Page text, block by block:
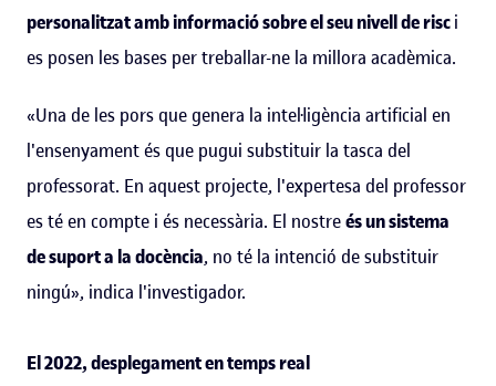
personalitzat amb informació sobre el seu nivell de risci
es posen les bases per treballar-ne la millora acadèmica.
«Una de les pors que genera la intel·ligència artificial en
l'ensenyament és que pugui substituir la tasca del
professorat. En aquest projecte, l'expertesa del professor
es té en compte i és necessària. El nostreés un sistema
de suport a la docència, no té la intenció de substituir
ningú», indica l'investigador.
El 2022, desplegament en temps real